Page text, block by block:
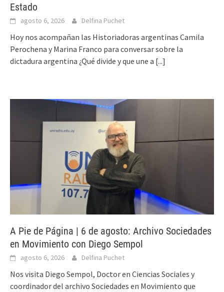
Estado
agosto 6, 2026 Delfina Puchet
Hoy nos acompañan las Historiadoras argentinas Camila
Perochena y Marina Franco para conversar sobre la
dictadura argentina ¿Qué divide y que une a [...]
A Pie de Página | 6 de agosto: Archivo Sociedades
en Movimiento con Diego Sempol
agosto 6, 2026 Delfina Puchet
Nos visita Diego Sempol, Doctor en Ciencias Sociales y
coordinador del archivo Sociedades en Movimiento que